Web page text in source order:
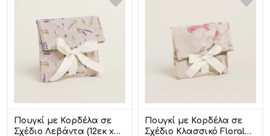
Πουγκί με Κορδέλα σε
Σχέδιο Λεβάντα (12εκ x
Πουγκί με Κορδέλα σε
Σχέδιο Κλασσικό Floral